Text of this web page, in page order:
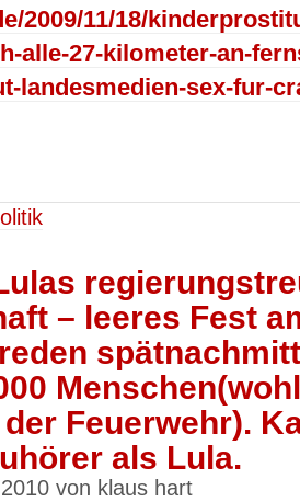
2009/11/18/
alle-27-kilometer-an-
landesmedien-sex-fur-
– leeres Fest
Feuerwehr).
als Lula.
von klaus hart